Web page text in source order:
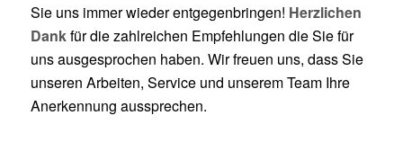
Sie uns immer wieder entgegenbringen! Herzlichen
Dankfür die zahlreichen Empfehlungen die Sie für
uns ausgesprochen haben. Wir freuen uns, dass Sie
unseren Arbeiten, Service und unserem Team Ihre
Anerkennung aussprechen.